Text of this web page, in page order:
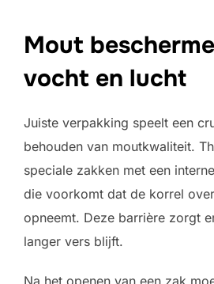
Mout
vocht en lucht
Juiste verpakking speelt een
behouden van moutkwaliteit.
speciale zakken met een
die voorkomt dat de korrel
opneemt. Deze barrière zorgt
langer vers blijft.
Na het openen van een zak